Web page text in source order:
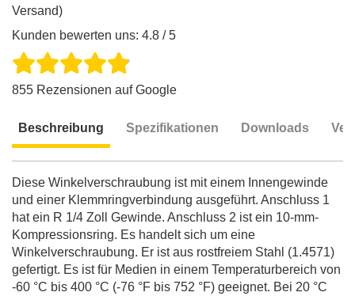
Versand)
Kunden bewerten uns: 4.8 / 5
855 Rezensionen auf Google
Beschreibung Spezifikationen Downloads
Diese Winkelverschraubung ist mit einem Innengewinde
und einer Klemmringverbindung ausgeführt. Anschluss 1
hat ein R 1/4 Zoll Gewinde. Anschluss 2 ist ein 10-mm-
Kompressionsring. Es handelt sich um eine
Winkelverschraubung. Er ist aus rostfreiem Stahl (1.4571)
gefertigt. Es ist für Medien in einem Temperaturbereich von
-60 °C bis 400 °C (-76 °F bis 752 °F) geeignet. Bei 20 °C